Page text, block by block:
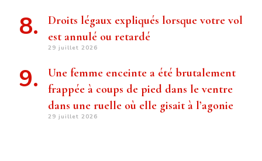
Droits légaux expliqués lorsque votre vol
est annulé ou retardé
29 juillet 2026
Une femme enceinte a été brutalement
frappée à coups de pied dans le ventre
dans une ruelle où elle gisait à l’agonie
29 juillet 2026